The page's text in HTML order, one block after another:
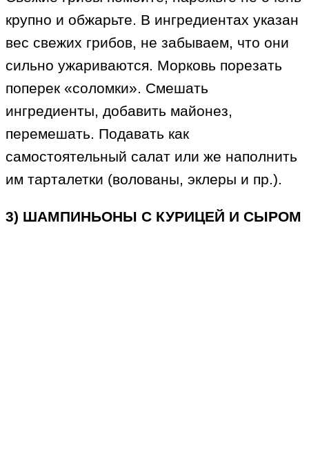
крупно и обжарьте. В ингредиентах указан
вес свежих грибов, не забываем, что они
сильно ужариваются. Морковь порезать
поперек «соломки». Смешать
ингредиенты, добавить майонез,
перемешать. Подавать как
самостоятельный салат или же наполнить
им тарталетки (волованы, эклеры и пр.).
3) ШАМПИНЬОНЫ С КУРИЦЕЙ И СЫРОМ